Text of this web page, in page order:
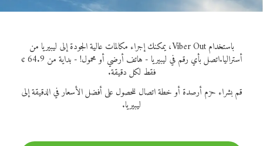
باستخدام Viber Out، يمكنك إجراء مكالمات عالية الجودة إلى ليبيريا من
أستراليا.
اتصل بأي رقم في ليبيريا - هاتف أرضي أو محمول! - بداية من 64.9 ¢
فقط لكل دقيقة.
قم بشراء حزم أرصدة أو خطة اتصال للحصول على أفضل الأسعار في الدقيقة إلى
ليبيريا.